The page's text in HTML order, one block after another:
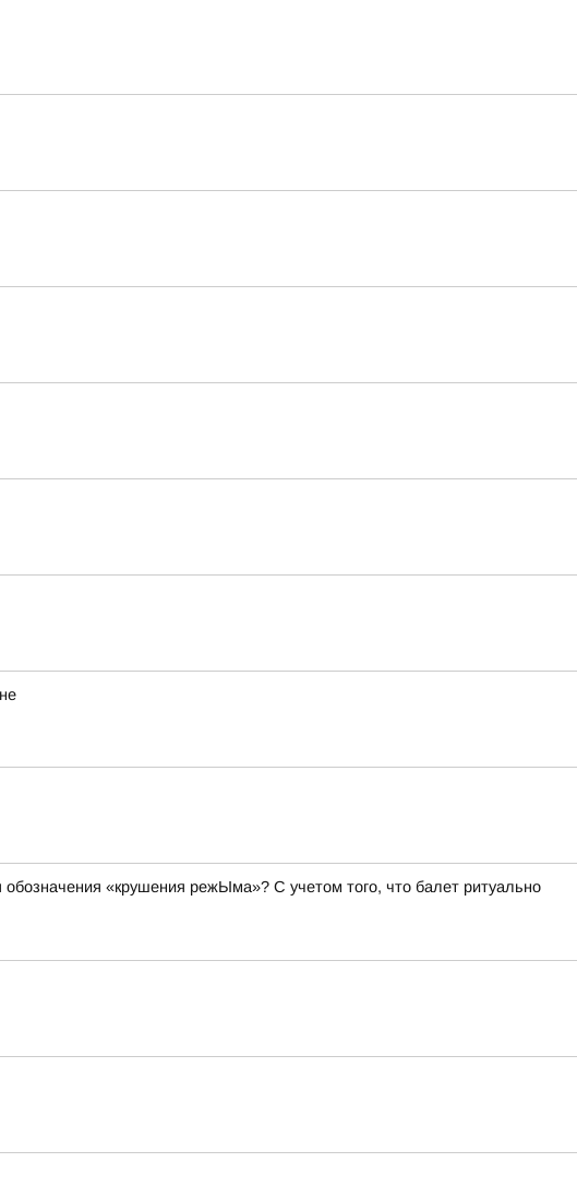
«крушения режЫма»? С учетом того, что балет ритуально